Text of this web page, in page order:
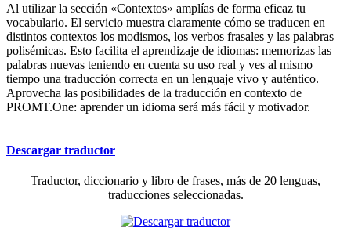
Al utilizar la sección «Contextos» amplías de forma eficaz tu
vocabulario. El servicio muestra claramente cómo se traducen en
distintos contextos los modismos, los verbos frasales y las palabras
polisémicas. Esto facilita el aprendizaje de idiomas: memorizas las
palabras nuevas teniendo en cuenta su uso real y ves al mismo
tiempo una traducción correcta en un lenguaje vivo y auténtico.
Aprovecha las posibilidades de la traducción en contexto de
PROMT.One: aprender un idioma será más fácil y motivador.
Descargar traductor
Traductor, diccionario y libro de frases, más de 20 lenguas,
traducciones seleccionadas.